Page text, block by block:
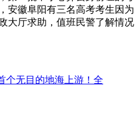
安徽阜阳有三名高考考生因为
大厅求助，值班民警了解情况